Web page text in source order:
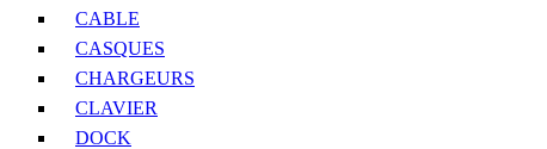
CABLE
CASQUES
CHARGEURS
CLAVIER
DOCK